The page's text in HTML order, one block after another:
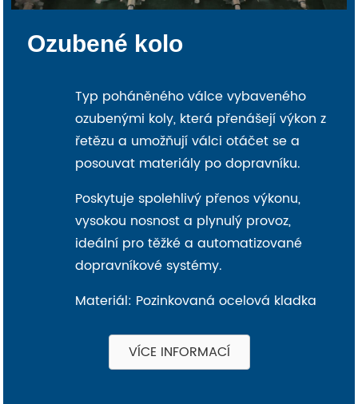
Ozubené kolo
Typ poháněného válce vybaveného
ozubenými koly, která přenášejí výkon z
řetězu a umožňují válci otáčet se a
posouvat materiály po dopravníku.
Poskytuje spolehlivý přenos výkonu,
vysokou nosnost a plynulý provoz,
ideální pro těžké a automatizované
dopravníkové systémy.
Materiál: Pozinkovaná ocelová kladka
VÍCE INFORMACÍ